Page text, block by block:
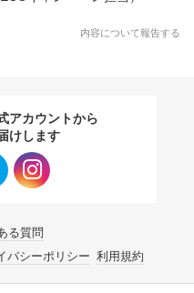
内容について報告する
アカウントから
けします
ク
る質問
バシーポリシー 利用規約